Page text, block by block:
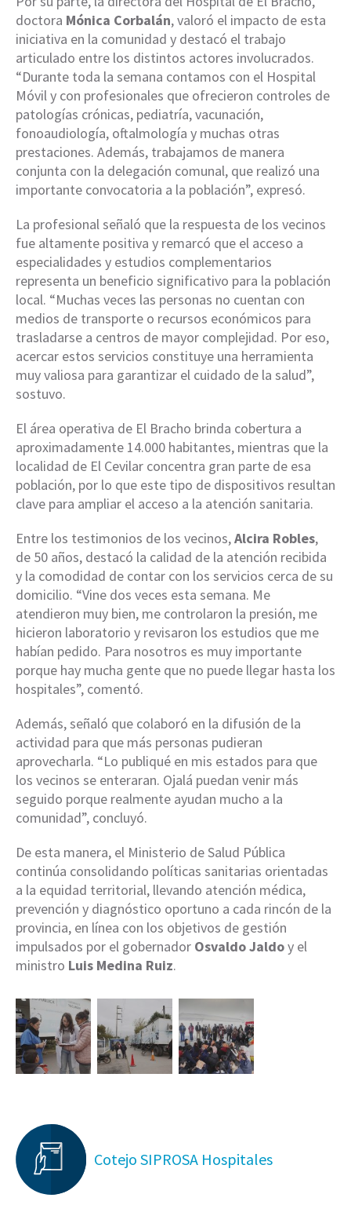
doctora Mónica Corbalán, valoró el impacto de esta
iniciativa en la comunidad y destacó el trabajo
articulado entre los distintos actores involucrados.
“Durante toda la semana contamos con el Hospital
Móvil y con profesionales que ofrecieron controles de
patologías crónicas, pediatría, vacunación,
fonoaudiología, oftalmología y muchas otras
prestaciones. Además, trabajamos de manera
conjunta con la delegación comunal, que realizó una
importante convocatoria a la población”, expresó.
La profesional señaló que la respuesta de los vecinos
fue altamente positiva y remarcó que el acceso a
especialidades y estudios complementarios
representa un beneficio significativo para la población
local. “Muchas veces las personas no cuentan con
medios de transporte o recursos económicos para
trasladarse a centros de mayor complejidad. Por eso,
acercar estos servicios constituye una herramienta
muy valiosa para garantizar el cuidado de la salud”,
sostuvo.
El área operativa de El Bracho brinda cobertura a
aproximadamente 14.000 habitantes, mientras que la
localidad de El Cevilar concentra gran parte de esa
población, por lo que este tipo de dispositivos resultan
clave para ampliar el acceso a la atención sanitaria.
Entre los testimonios de los vecinos,Alcira Robles,
de 50 años, destacó la calidad de la atención recibida
y la comodidad de contar con los servicios cerca de su
domicilio. “Vine dos veces esta semana. Me
atendieron muy bien, me controlaron la presión, me
hicieron laboratorio y revisaron los estudios que me
habían pedido. Para nosotros es muy importante
porque hay mucha gente que no puede llegar hasta los
hospitales”, comentó.
Además, señaló que colaboró en la difusión de la
actividad para que más personas pudieran
aprovecharla. “Lo publiqué en mis estados para que
los vecinos se enteraran. Ojalá puedan venir más
seguido porque realmente ayudan mucho a la
comunidad”, concluyó.
De esta manera, el Ministerio de Salud Pública
continúa consolidando políticas sanitarias orientadas
a la equidad territorial, llevando atención médica,
prevención y diagnóstico oportuno a cada rincón de la
provincia, en línea con los objetivos de gestión
impulsados por el gobernador Osvaldo Jaldoy el
ministro Luis Medina Ruiz.
Cotejo SIPROSA Hospitales